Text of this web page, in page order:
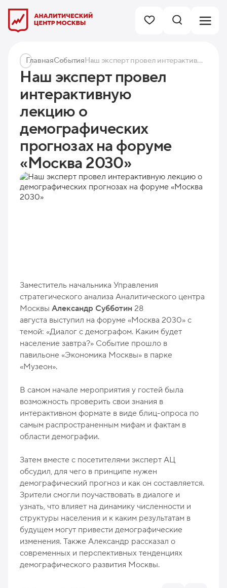
ГлавнаяСобытия Наш эксперт провел интерактивную лекцию о демографических прогнозах на форуме «Москва 2030»
Наш эксперт провел
интерактивную
лекцию о
демографических
прогнозах на форуме
«Москва 2030»
Заместитель начальника Управления
стратегического анализа Аналитического центра
МосквыАлександр Субботин28
августа выступил на форуме «Москва 2030» с
темой: «Диалог с демографом. Каким будет
население завтра?» Событие прошло в
павильоне «Экономика Москвы» в парке
«Музеон».
В самом начале мероприятия у гостей была
возможность проверить свои знания в
интерактивном формате в виде блиц-опроса по
самым распространенным мифам и фактам в
области демографии.
Затем вместе с посетителями эксперт АЦ
обсудил, для чего в принципе нужен
демографический прогноз и как он составляется.
Зрители смогли поучаствовать в диалоге и
узнать, что влияет на динамику численности и
структуры населения и к каким результатам в
будущем могут привести демографические
изменения. Также Александр рассказал о
современных и перспективных тенденциях
демографического развития Москвы.